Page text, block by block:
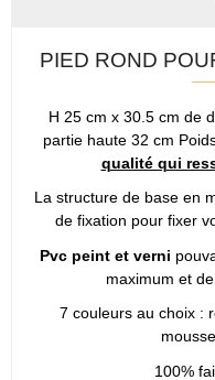
PIED ROND
H 25 cm x 30.5 cm de
partie haute 32 cm
qualité qui
La structure de base en
de fixation pour fixer
Pvc peint et verni
maximum et
7 couleurs au choix :
100%